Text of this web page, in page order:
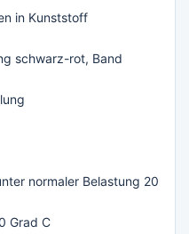
in Kunststoff
schwarz-rot, Band
normaler Belastung 20
Grad C